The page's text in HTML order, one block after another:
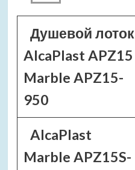
Душевой лоток
AlcaPlast APZ15
Marble APZ15-
950
AlcaPlast
Marble APZ15S-